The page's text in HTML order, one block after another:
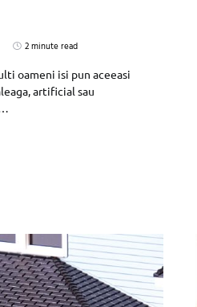
2 minute read
oameni isi pun aceeasi
artificial sau